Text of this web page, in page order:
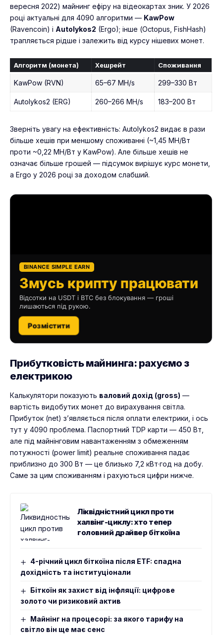
вересня 2022) майнинг ефіру на відеокартах зник. У 2026
році актуальні для 4090 алгоритми — KawPow
(Ravencoin) і Autolykos2 (Ergo); інше (Octopus, FishHash)
трапляється рідше і залежить від курсу нішевих монет.
Алгоритм (монета) Хешрейт Споживання
KawPow (RVN) 65–67 MH/s 299–330 Вт
Autolykos2 (ERG) 260–266 MH/s 183–200 Вт
Зверніть увагу на ефективність: Autolykos2 видає в рази
більше хешів при меншому споживанні (~1,45 MH/Вт
проти ~0,22 MH/Вт у KawPow). Але більше хешів не
означає більше грошей — підсумок вирішує курс монети,
а Ergo у 2026 році за доходом слабший.
BINANCE SIMPLE EARN
Змусь крипту працювати
Відсотки на USDT і BTC без блокування — гроші
лишаються під рукою.
Розмістити
Прибутковість майнинга: рахуємо з
електрикою
Калькулятори показують валовий дохід (gross) —
вартість видобутих монет до вирахування світла.
Прибуток (net) з’являється після оплати електрики, і ось
тут у 4090 проблема. Паспортний TDP карти — 450 Вт,
але під майнінговим навантаженням з обмеженням
потужності (power limit) реальне споживання падає
приблизно до 300 Вт — це близько 7,2 кВт·год на добу.
Саме за цим споживанням і рахуються цифри нижче.
Ліквідністний цикл проти
халвінг-циклу: хто тепер
головний драйвер біткоїна
4-річний цикл біткоїна після ETF: спадна
дохідність та інституціонали
Біткоїн як захист від інфляції: цифрове
золото чи ризиковий актив
Майнінг на процесорі: за якого тарифу на
світло він ще має сенс